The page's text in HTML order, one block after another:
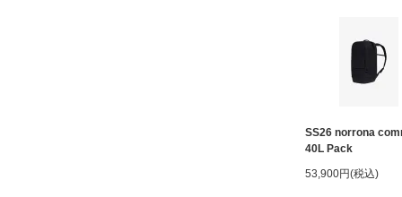
SS26 norrona
40L Pack
53,900円(税込)